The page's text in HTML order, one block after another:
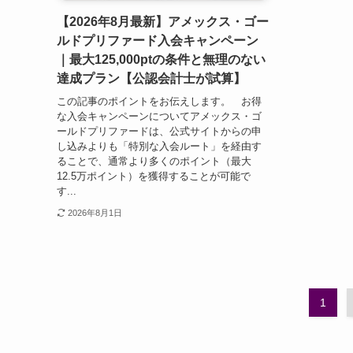
【2026年8月最新】アメックス・ゴー
ルドプリファード入会キャンペーン
｜最大125,000ptの条件と無理のない
達成プラン【公認会計士が試算】
この記事のポイントをお伝えします。 お得
な入会キャンペーンについてアメックス・ゴ
ールドプリファードは、公式サイトからの申
し込みよりも「特別な入会ルート」を経由す
ることで、通常より多くのポイント（最大
12.5万ポイント）を獲得することが可能で
す...
2026年8月1日
1